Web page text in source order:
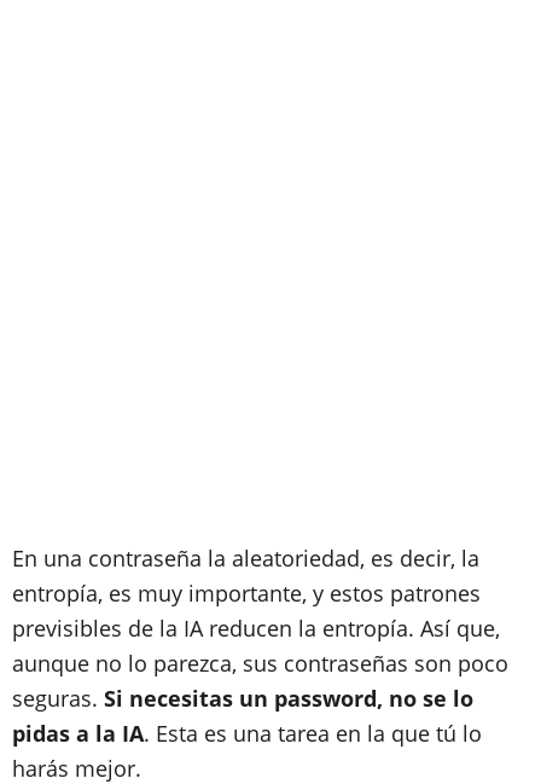
En una contraseña la aleatoriedad, es decir, la
entropía, es muy importante, y estos patrones
previsibles de la IA reducen la entropía. Así que,
aunque no lo parezca, sus contraseñas son poco
seguras. Si necesitas un password, no se lo
pidas a la IA. Esta es una tarea en la que tú lo
harás mejor.